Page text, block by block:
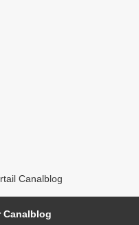
Canalblog
Canalblog